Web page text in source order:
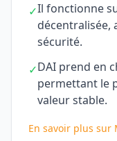
✓Il fonctionne
décentralisée,
sécurité.
✓DAI prend en
permettant le
valeur stable.
En savoir plus sur